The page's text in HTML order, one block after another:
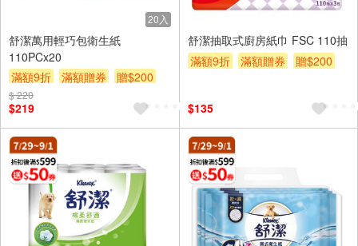
20入
舒潔萬用輕巧包衛生紙
110PCx20
滿額9折
滿額贈券 贈$200
$ 220
$219
舒潔抽取式廚房紙巾 FSC 110抽
滿額9折
滿額贈券 贈$200
$135